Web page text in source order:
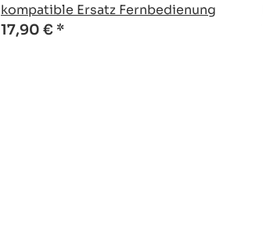
kompatible Ersatz Fernbedienung
17,90 € *